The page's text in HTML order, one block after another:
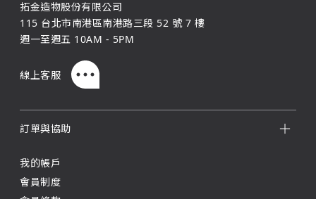
拓金造物股份有限公司
115 台北市南港區南港路三段 52 號 7 樓
週一至週五 10AM - 5PM
線上客服
訂單與協助
我的帳戶
會員制度